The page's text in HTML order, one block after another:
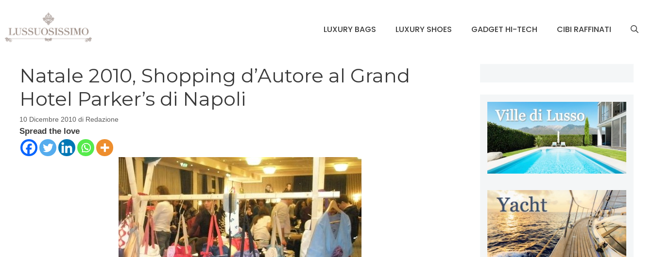
contenuto
LUXURY BAGS LUXURY SHOES GADGET HI-TECH CIBI RAFFINATI
Natale 2010, Shopping d’Autore al Grand
Hotel Parker’s di Napoli
10 Dicembre 2010 di Redazione
Spread the love